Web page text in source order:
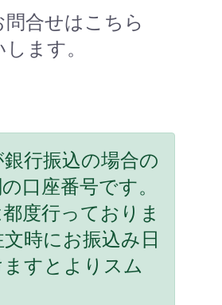
合せはこちら
ます。
行振込の場合の
口座番号です。
度行っておりま
時にお振込み日
すとよりスム